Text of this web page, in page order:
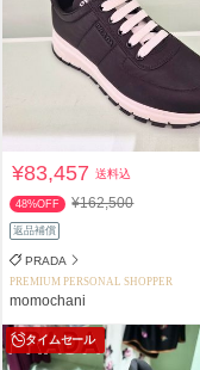
¥83,457送料込
48%OFF ¥162,500
返品補償
PRADA
PREMIUM PERSONAL SHOPPER
momochani
タイムセール